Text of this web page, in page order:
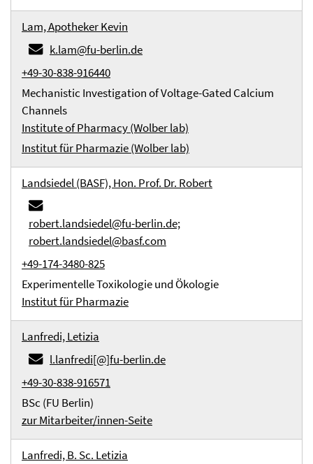
Lam, Apotheker Kevin
k.lam@fu-berlin.de
+49-30-838-916440
Mechanistic Investigation of Voltage-Gated Calcium
Channels
Institute of Pharmacy (Wolber lab)
Institut für Pharmazie (Wolber lab)
Landsiedel (BASF), Hon. Prof. Dr. Robert
robert.landsiedel@fu-berlin.de;
robert.landsiedel@basf.com
+49-174-3480-825
Experimentelle Toxikologie und Ökologie
Institut für Pharmazie
Lanfredi, Letizia
l.lanfredi[@]fu-berlin.de
+49-30-838-916571
BSc (FU Berlin)
zur Mitarbeiter/innen-Seite
Lanfredi, B. Sc. Letizia